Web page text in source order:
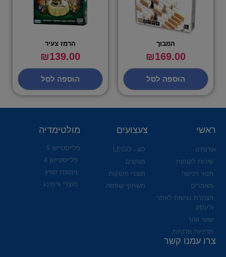
המבוך
₪169.00
הוספה לסל
הרמז צעיר
₪139.00
הוספה לסל
ראשי
אודותינו
שירות לקוחות
תנאי רכישה
מאמרים
הצהרת נגישות לאתר
ולעסק
שושי זוהר
מדיניות פרטיות
צעצועים
לגו - LEGO
מותגים
מוצרי תינוקות
משחקי קופסה
מולטימדיה
פלייסטיישן 5
פלייסטיישן 4
נינטנדו סוויץ
מוצרי גיימינג
צרו עמנו קשר